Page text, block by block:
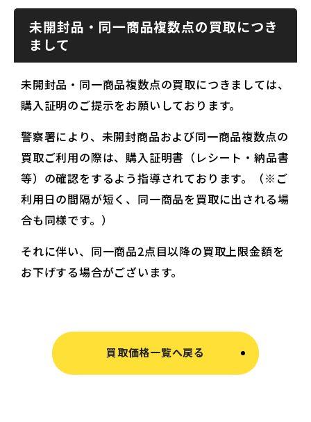
未開封品・同一商品複数点の買取につき
まして
未開封品・同一商品複数点の買取につきましては、
購入証明のご提示をお願いしております。
警察署により、未開封商品および同一商品複数点の
買取ご利用の際は、購入証明書（レシート・納品書
等）の確認をするよう指導されております。（※ご
利用日の間隔が短く、同一商品を買取に出される場
合も同様です。）
それに伴い、同一商品2点目以降の買取上限金額を
お下げする場合がございます。
買取価格一覧へ戻る